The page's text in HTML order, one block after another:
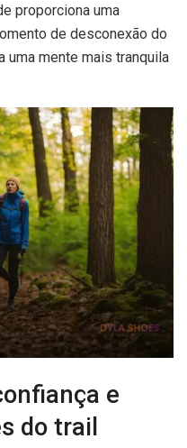
proporciona uma
de desconexão do
uma mente mais tranquila
e
do trail